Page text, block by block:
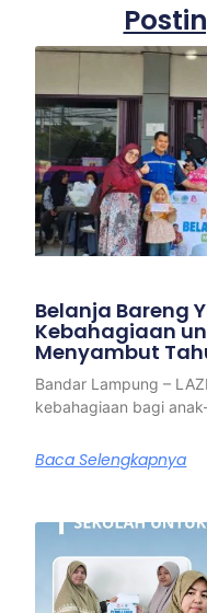
Belanja Bareng
Kebahagiaan
Menyambut
Bandar Lampung –
kebahagiaan bagi
Baca Selengkapnya